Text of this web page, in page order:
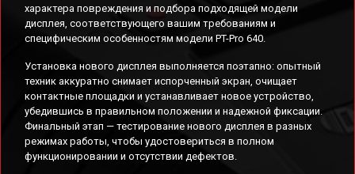
характера повреждения и подбора подходящей модели
дисплея, соответствующего вашим требованиям и
специфическим особенностям модели PT-Pro 640.
Установка нового дисплея выполняется поэтапно: опытный
техник аккуратно снимает испорченный экран, очищает
контактные площадки и устанавливает новое устройство,
убедившись в правильном положении и надежной фиксации.
Финальный этап — тестирование нового дисплея в разных
режимах работы, чтобы удостовериться в полном
функционировании и отсутствии дефектов.